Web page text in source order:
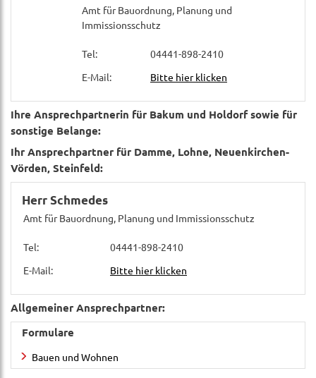
Amt für Bauordnung, Planung und
Immissionsschutz
Tel:
04441-898-2410
E-Mail:
Bitte hier klicken
Ihre Ansprechpartnerin für Bakum und Holdorf sowie für
sonstige Belange:
Ihr Ansprechpartner für Damme, Lohne, Neuenkirchen-
Vörden, Steinfeld:
Herr Schmedes
Amt für Bauordnung, Planung und Immissionsschutz
Tel:
04441-898-2410
E-Mail:
Bitte hier klicken
Allgemeiner Ansprechpartner:
Formulare
Bauen und Wohnen